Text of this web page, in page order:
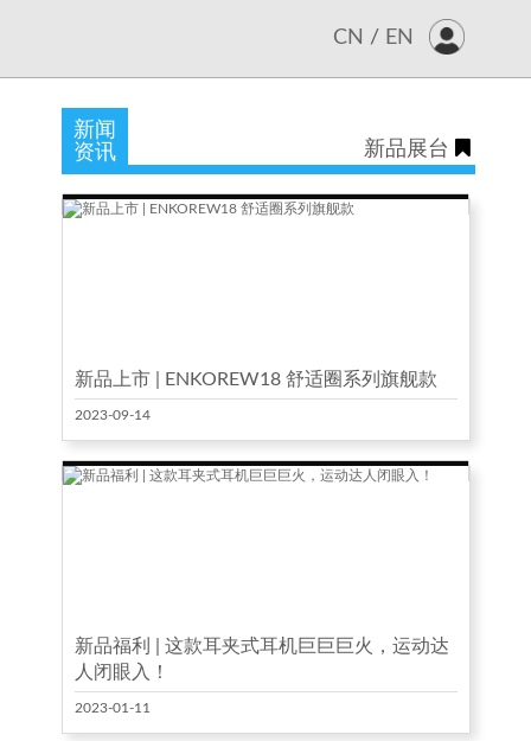
CN / EN
新闻
资讯
新品展台
新品上市 | ENKOREW18 舒适圈系列旗舰款
2023-09-14
新品福利 | 这款耳夹式耳机巨巨巨火，运动达
人闭眼入！
2023-01-11